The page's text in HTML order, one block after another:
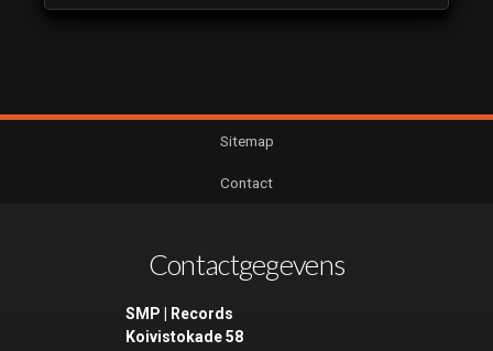
Sitemap
Contact
Contactgegevens
SMP | Records
Koivistokade 58